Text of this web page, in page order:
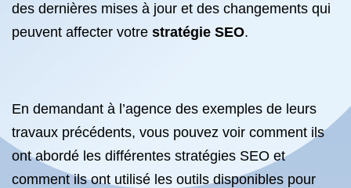
des dernières mises à jour et des changements qui
peuvent affecter votre stratégie SEO.
En demandant à l’agence des exemples de leurs
travaux précédents, vous pouvez voir comment ils
ont abordé les différentes stratégies SEO et
comment ils ont utilisé les outils disponibles pour